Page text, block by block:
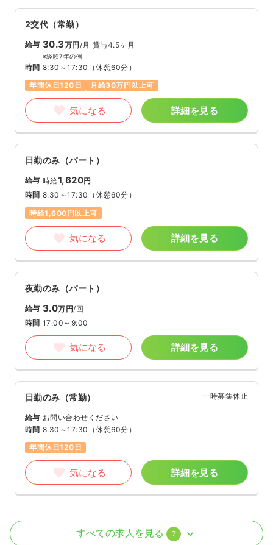
2交代（常勤）
給与 30.3万円/月 賞与4.5ヶ月
※経験7年の例
時間 8:30～17:30 （休憩60分）
年間休日120日
月給30万円以上可
気になる 詳細を見る
日勤のみ（パート）
給与 時給1,620円
時間 8:30～17:30 （休憩60分）
時給1,600円以上可
気になる 詳細を見る
夜勤のみ（パート）
給与 3.0万円/回
時間 17:00～9:00
気になる 詳細を見る
日勤のみ（常勤） 一時募集休止
給与 お問い合わせください
時間 8:30～17:30 （休憩60分）
年間休日120日
気になる 詳細を見る
病棟 すべての求人を見る 7